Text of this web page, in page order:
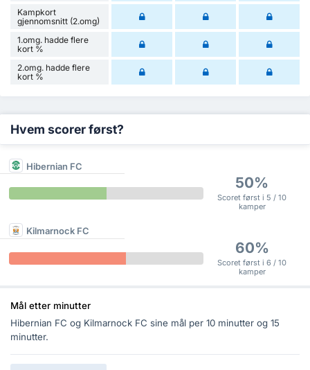
Kampkort
gjennomsnitt (2.omg)
1.omg. hadde flere
kort %
2.omg. hadde flere
kort %
Hvem scorer først?
Hibernian FC
50%
Scoret først i 5 / 10
kamper
Kilmarnock FC
60%
Scoret først i 6 / 10
kamper
Mål etter minutter
Hibernian FC og Kilmarnock FC sine mål per 10 minutter og 15
minutter.